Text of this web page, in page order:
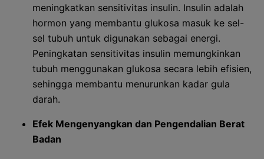
meningkatkan sensitivitas insulin. Insulin adalah
hormon yang membantu glukosa masuk ke sel-
sel tubuh untuk digunakan sebagai energi.
Peningkatan sensitivitas insulin memungkinkan
tubuh menggunakan glukosa secara lebih efisien,
sehingga membantu menurunkan kadar gula
darah.
Efek Mengenyangkan dan Pengendalian Berat
Badan